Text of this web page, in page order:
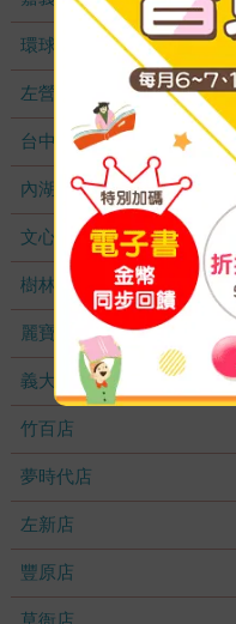
環球店
左營店
台中秀泰店
內湖大潤發
文心店
樹林店
麗寶店
義大店
竹百店
夢時代店
左新店
豐原店